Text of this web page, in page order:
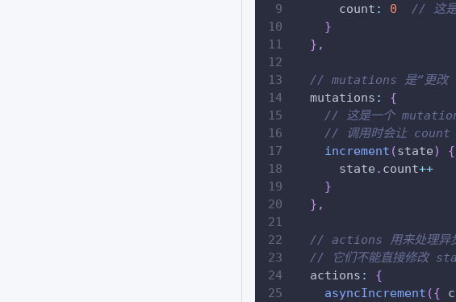
      count
: 0
// 这是
}
} ,
// mutations 是“更改
  mutations
:
{
// 这是一个
// 调用时会让 count
increment (state)
{
      state
. count++
}
} ,
// actions 用来处理异步
// 它们不能直接修改
  actions
:
{
asyncIncrement ({